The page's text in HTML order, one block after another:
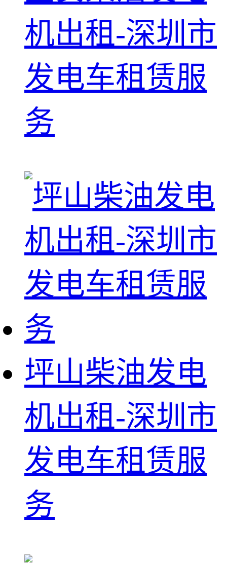
机出租-深圳市
发电车租赁服
务
坪山柴油发电
机出租-深圳市
发电车租赁服
务